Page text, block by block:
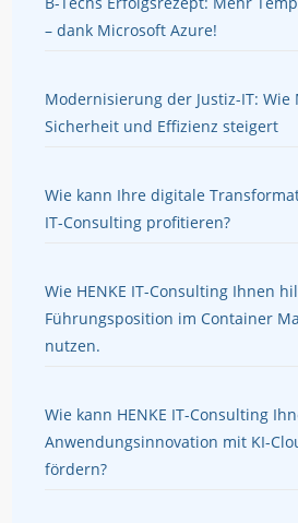
– dank Microsoft Azure!
Modernisierung der Justiz-IT: Wie
Sicherheit und Effizienz steigert
Wie kann Ihre digitale
IT-Consulting profitieren?
Wie HENKE IT-Consulting Ihnen
Führungsposition im Container
nutzen.
Wie kann HENKE IT-Consulting
Anwendungsinnovation mit KI-
fördern?